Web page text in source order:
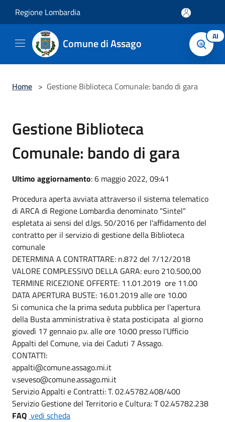
Regione Lombardia
Comune di Assago AI
Home > Gestione Biblioteca Comunale: bando di gara
Gestione Biblioteca
Comunale: bando di gara
Ultimo aggiornamento: 6 maggio 2022, 09:41
Procedura aperta avviata attraverso il sistema telematico
di ARCA di Regione Lombardia denominato "Sintel"
espletata ai sensi del d.lgs. 50/2016 per l'affidamento del
contratto per il servizio di gestione della Biblioteca
comunale
DETERMINA A CONTRATTARE: n.872 del 7/12/2018
VALORE COMPLESSIVO DELLA GARA: euro 210.500,00
TERMINE RICEZIONE OFFERTE: 11.01.2019 ore 11.00
DATA APERTURA BUSTE: 16.01.2019 alle ore 10.00
Si comunica che la prima seduta pubblica per l'apertura
della Busta amministrativa è stata posticipata al giorno
giovedì 17 gennaio p.v. alle ore 10:00 presso l'Ufficio
Appalti del Comune, via dei Caduti 7 Assago.
CONTATTI:
appalti@comune.assago.mi.it
v.seveso@comune.assago.mi.it
Servizio Appalti e Contratti: T. 02.45782.408/400
Servizio Gestione del Territorio e Cultura: T 02.45782.238
FAQ vedi scheda